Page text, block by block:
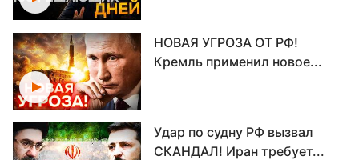
НОВАЯ УГРОЗА ОТ РФ!
Кремль применил новое...
Удар по судну РФ вызвал
СКАНДАЛ! Иран требует...